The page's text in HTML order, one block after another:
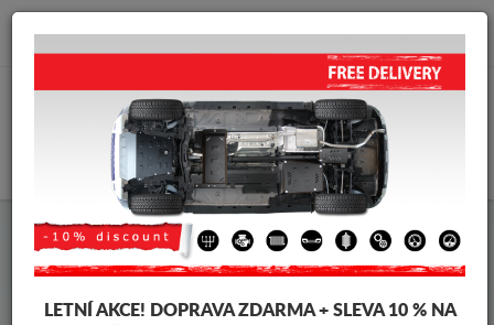
info@krytpodmotor.com
Kryt pod motor Alfa Romeo
Kryt pod motor Alfa Romeo 159
Značky
Značky vozidel
LETNÍ AKCE! DOPRAVA ZDARMA + SLEVA 10 % NA